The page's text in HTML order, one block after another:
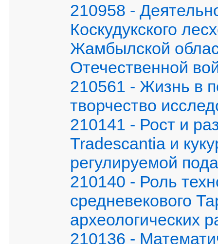
210958 -
Коскудукского
Жамбылской
Отечественной
210561 - Жизнь в
творчество
210141 - Рост и
Tradescantia и
регулируемой
210140 - Роль
cредневекового
археологических
210136 -